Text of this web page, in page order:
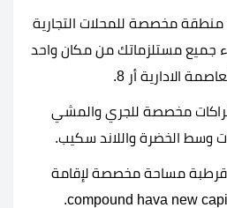
منطقة مخصصة للمحلات التجارية
جميع مستلزماتك من مكان واحد
الادارية أر 8.
مخصصة للجري والمشي
وسط الخضرة واللاند سكيب.
مساحة مخصصة لإقامة